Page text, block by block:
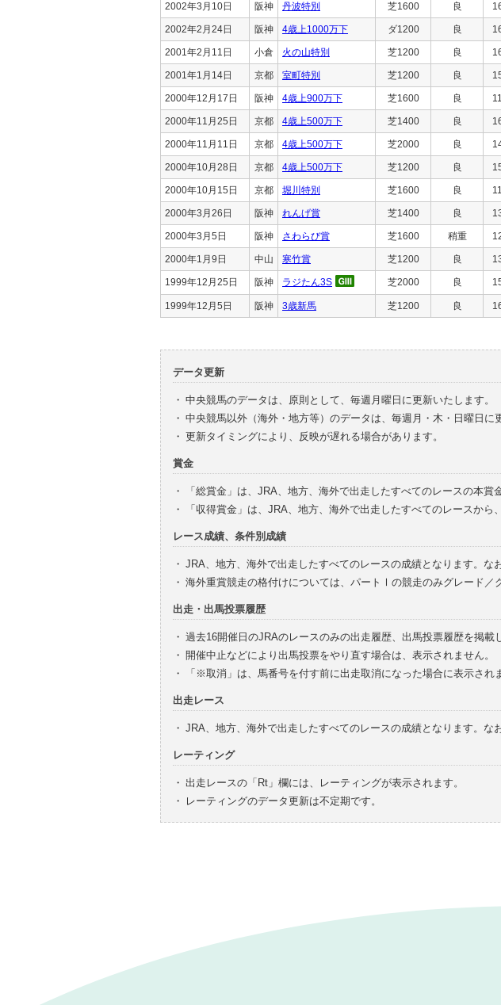
2002年3月10日 阪神 丹波特別 芝1600 良
2002年2月24日 阪神 4歳上1000万下 ダ1200 良
2001年2月11日 小倉 火の山特別 芝1200 良
2001年1月14日 京都 室町特別 芝1200 良
2000年12月17日 阪神 4歳上900万下 芝1600 良 11
2000年11月25日 京都 4歳上500万下 芝1400 良
2000年11月11日 京都 4歳上500万下 芝2000 良
2000年10月28日 京都 4歳上500万下 芝1200 良
2000年10月15日 京都 堀川特別 芝1600 良 11
2000年3月26日 阪神 れんげ賞 芝1400 良
2000年3月5日 阪神 さわらび賞 芝1600 稍重
2000年1月9日 中山 寒竹賞 芝1200 良
1999年12月25日 阪神 ラジたん3S 芝2000 良
1999年12月5日 阪神 3歳新馬 芝1200 良
データ更新
・ 中央競馬のデータは、原則として、毎週月曜日に更新いたします。
・ 中央競馬以外（海外・地方等）のデータは、毎週月・木・日曜日に
・ 更新タイミングにより、反映が遅れる場合があります。
賞金
・
「総賞金」は、JRA、地方、海外で出走したすべてのレースの本賞
・
「収得賞金」は、JRA、地方、海外で出走したすべてのレースから
レース成績、条件別成績
・ JRA、地方、海外で出走したすべてのレースの成績となります。な
・ 海外重賞競走の格付けについては、パートⅠの競走のみグレード／
出走・出馬投票履歴
・ 過去16開催日のJRAのレースのみの出走履歴、出馬投票履歴を掲載
・ 開催中止などにより出馬投票をやり直す場合は、表示されません。
・
「※取消」は、馬番号を付す前に出走取消になった場合に表示され
出走レース
・ JRA、地方、海外で出走したすべてのレースの成績となります。な
レーティング
・ 出走レースの「Rt」欄には、レーティングが表示されます。
・
レーティングのデータ更新は不定期です。